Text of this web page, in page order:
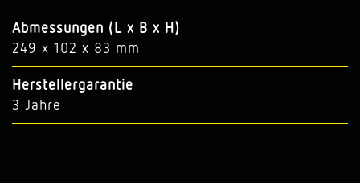
Abmessungen (L x B x H)
249 x 102 x 83 mm
Herstellergarantie
3 Jahre